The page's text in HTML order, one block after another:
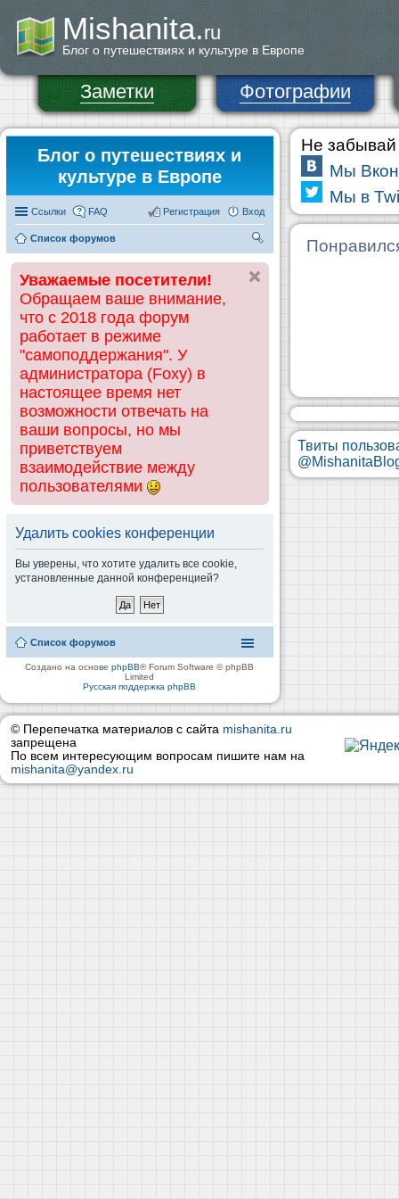
Mishanita.ru
Блог о путешествиях и культуре в Европе
Заметки Фотографии
Блог о путешествиях и
культуре в Европе
Ссылки FAQ Вход
Регистрация
Список форумов
ск
Уважаемые посетители!
Обращаем ваше внимание,
что с 2018 года форум
работает в режиме
"самоподдержания". У
администратора (Foxy) в
настоящее время нет
возможности отвечать на
ваши вопросы, но мы
приветствуем
взаимодействие между
пользователями
Удалить cookies конференции
Вы уверены, что хотите удалить все cookie,
установленные данной конференцией?
Список форумов
Создано на основеphpBB® Forum Software © phpBB
Limited
Русская поддержка phpBB
Не забывай
Мы
Мы в
Твиты
© Перепечатка материалов с сайта mishanita.ru
запрещена
По всем интересующим вопросам пишите нам на
mishanita@yandex.ru